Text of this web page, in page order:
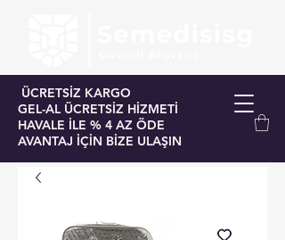
ÜCRETSİZ KARGO
GEL-AL ÜCRETSİZ HİZMETİ
HAVALE İLE % 4 AZ ÖDE
AVANTAJ İÇİN BİZE ULAŞIN